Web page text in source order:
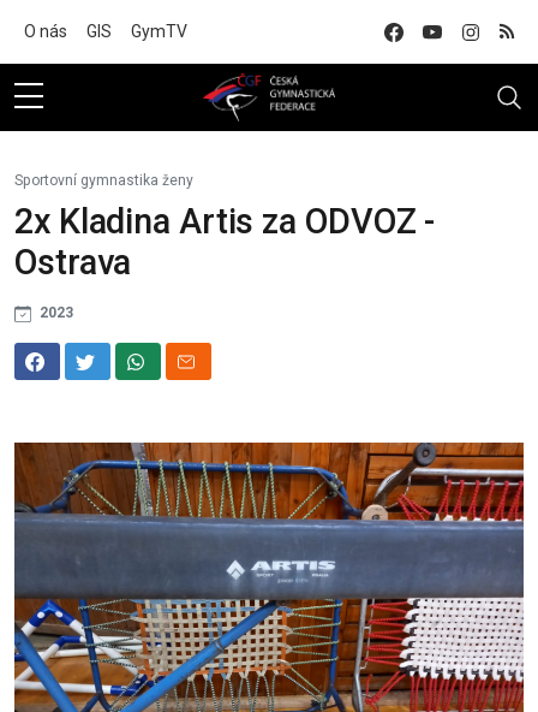
O nás GIS GymTV
Sportovní gymnastika ženy
2x Kladina Artis za ODVOZ -
Ostrava
2023